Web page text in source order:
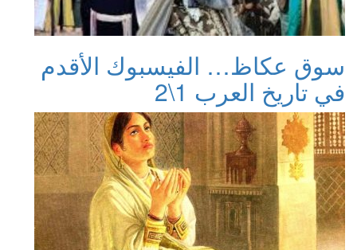
سوق عكاظ… الفيسبوك الأقدم
في تاريخ العرب 1\2